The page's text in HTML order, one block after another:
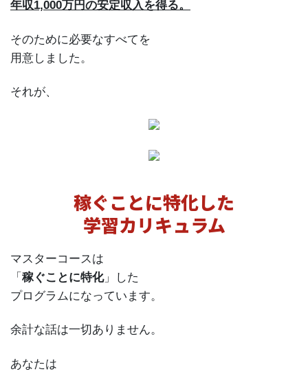
年収1,000万円の安定収入を得る。
そのために必要なすべてを
用意しました。
それが、
稼ぐことに特化した
学習カリキュラム
マスターコースは
「 稼ぐことに特化」した
プログラムになっています。
余計な話は一切ありません。
あなたは